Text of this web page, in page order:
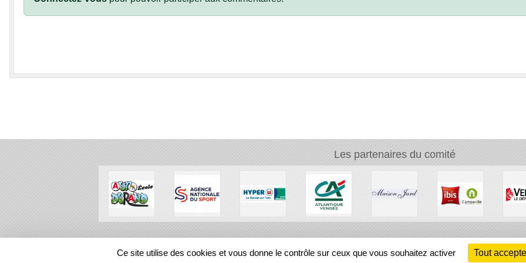
Les partenaires du comité
REGIONS
Ce site utilise des cookies et vous donne le contrôle sur ceux que vous souhaitez activer Tout